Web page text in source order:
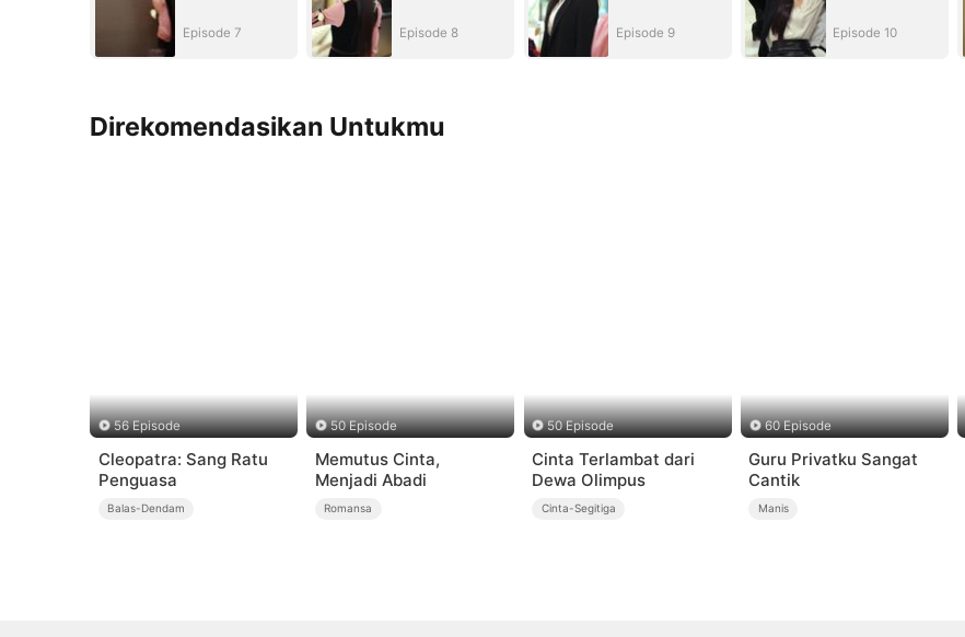
Episode 7 Episode 8 Episode 9 Episode 10
Direkomendasikan Untukmu
56 Episode
Cleopatra: Sang Ratu
Penguasa
Balas-Dendam
50 Episode
Memutus Cinta,
Menjadi Abadi
Romansa
50 Episode
Cinta Terlambat dari
Dewa Olimpus
Cinta-Segitiga
60 Episode
Guru Privatku Sangat
Cantik
Manis